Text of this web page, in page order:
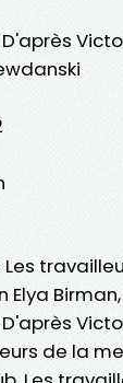
Elya
de la